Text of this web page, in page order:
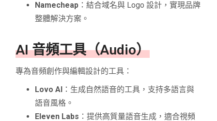
Namecheap ：結合域名與 Logo 設計，實現品牌
整體解決方案。
AI 音頻工具（Audio）
專為音頻創作與編輯設計的工具：
Lovo AI ：生成自然語音的工具，支持多語言與
語音風格。
Eleven Labs ：提供高質量語音生成，適合視頻